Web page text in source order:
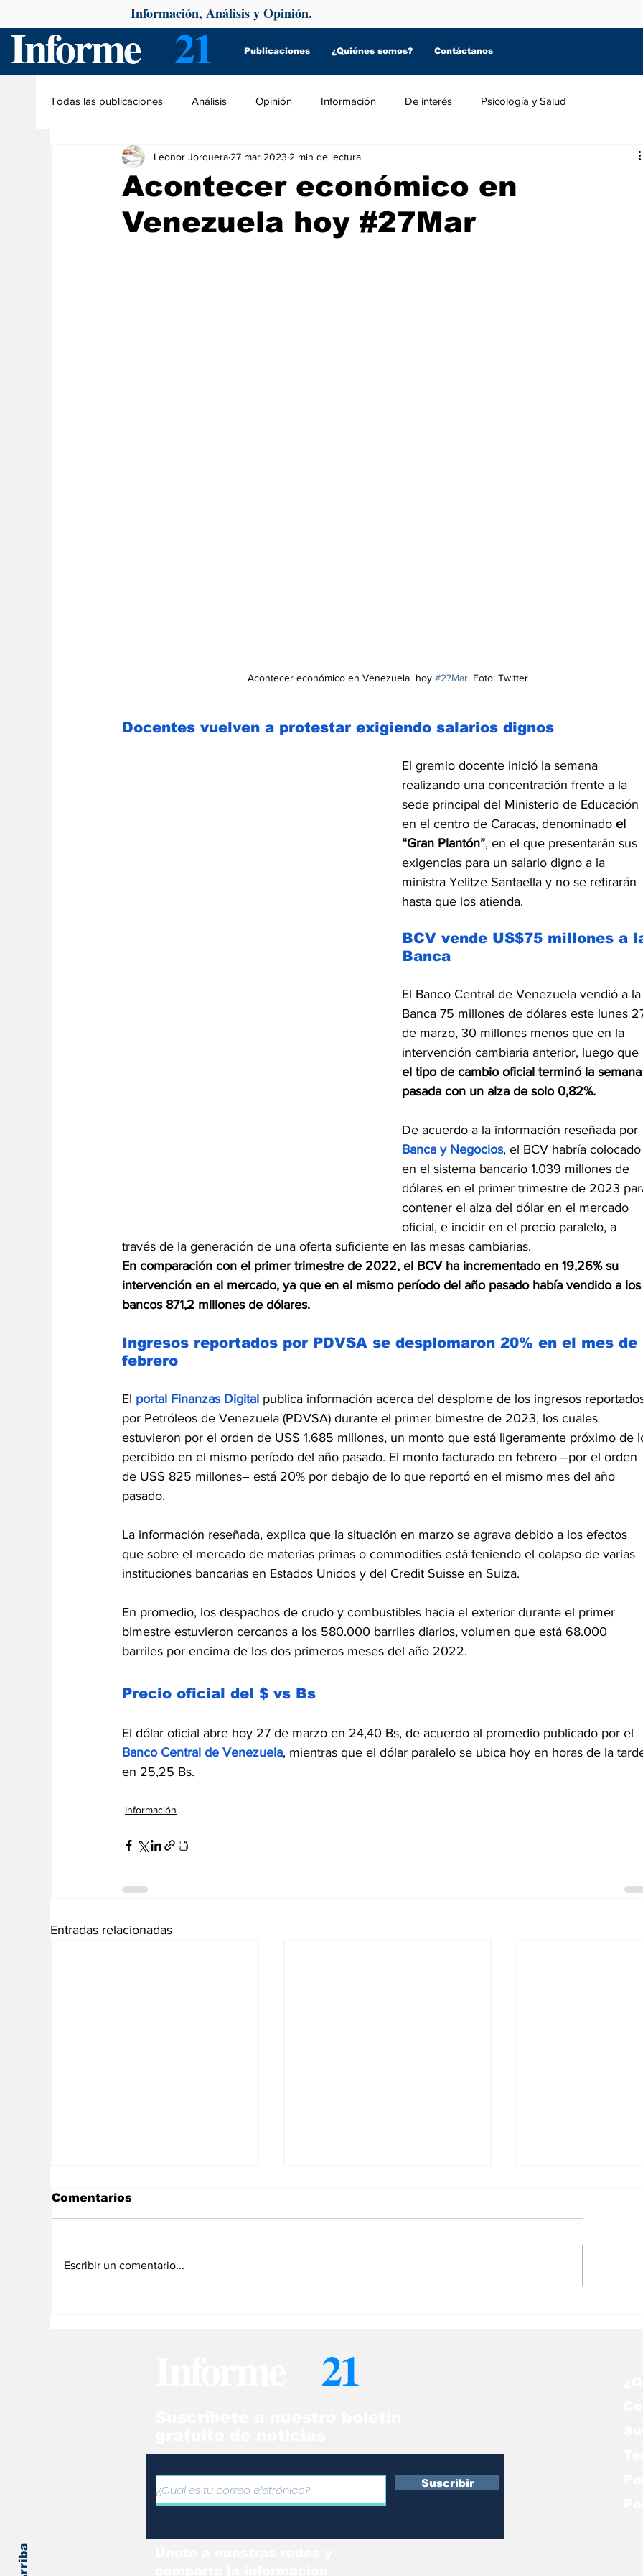
Informe 21 Publicaciones ¿Quiénes somos? Contáctanos
Información, Análisis y Opinión.
Todas las publicaciones Análisis Opinión Información De interés Psicología y Salud
Acontecer económico en
Venezuela hoy #27Mar
Leonor Jorquera 27 mar 2023 2 min de lectura
Acontecer económico en Venezuela  hoy #27Mar. Foto: Twitter
Docentes vuelven a protestar exigiendo salarios dignos
El gremio docente inició la semana
realizando una concentración frente a la
sede principal del Ministerio de Educación
en el centro de Caracas, denominado el
“Gran Plantón”, en el que presentarán sus
exigencias para un salario digno a la
ministra Yelitze Santaella y no se retirarán
hasta que los atienda.
BCV vende US$75 millones a
Banca
El Banco Central de Venezuela vendió a
Banca 75 millones de dólares este lunes
de marzo, 30 millones menos que en la
intervención cambiaria anterior, luego que
el tipo de cambio oficial terminó la
pasada con un alza de solo 0,82%.
De acuerdo a la información reseñada por
Banca y Negocios, el BCV habría
en el sistema bancario 1.039 millones de
dólares en el primer trimestre de 2023
contener el alza del dólar en el mercado
oficial, e incidir en el precio paralelo, a
través de la generación de una oferta suficiente en las mesas cambiarias.
En comparación con el primer trimestre de 2022, el BCV ha incrementado en 19,26% su
intervención en el mercado, ya que en el mismo período del año pasado había vendido a
bancos 871,2 millones de dólares.
Ingresos reportados por PDVSA se desplomaron 20% en el mes de
febrero
El portal Finanzas Digital publica información acerca del desplome de los ingresos
por Petróleos de Venezuela (PDVSA) durante el primer bimestre de 2023, los cuales
estuvieron por el orden de US$ 1.685 millones, un monto que está ligeramente próximo de
percibido en el mismo período del año pasado. El monto facturado en febrero –por el orden
de US$ 825 millones– está 20% por debajo de lo que reportó en el mismo mes del año
pasado.
La información reseñada, explica que la situación en marzo se agrava debido a los efectos
que sobre el mercado de materias primas o commodities está teniendo el colapso de varias
instituciones bancarias en Estados Unidos y del Credit Suisse en Suiza.
En promedio, los despachos de crudo y combustibles hacia el exterior durante el primer
bimestre estuvieron cercanos a los 580.000 barriles diarios, volumen que está 68.000
barriles por encima de los dos primeros meses del año 2022.
Precio oficial del $ vs Bs
El dólar oficial abre hoy 27 de marzo en 24,40 Bs, de acuerdo al promedio publicado por el
Banco Central de Venezuela, mientras que el dólar paralelo se ubica hoy en horas de la
en 25,25 Bs.
Información
Entradas relacionadas
Comentarios
Escribir un comentario...
21
Suscribir